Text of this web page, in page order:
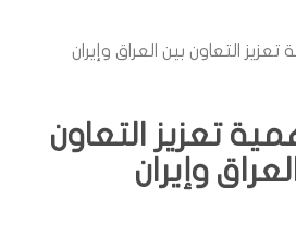
التعاون بين العراق وإيران
تعزيز التعاون
وإيران